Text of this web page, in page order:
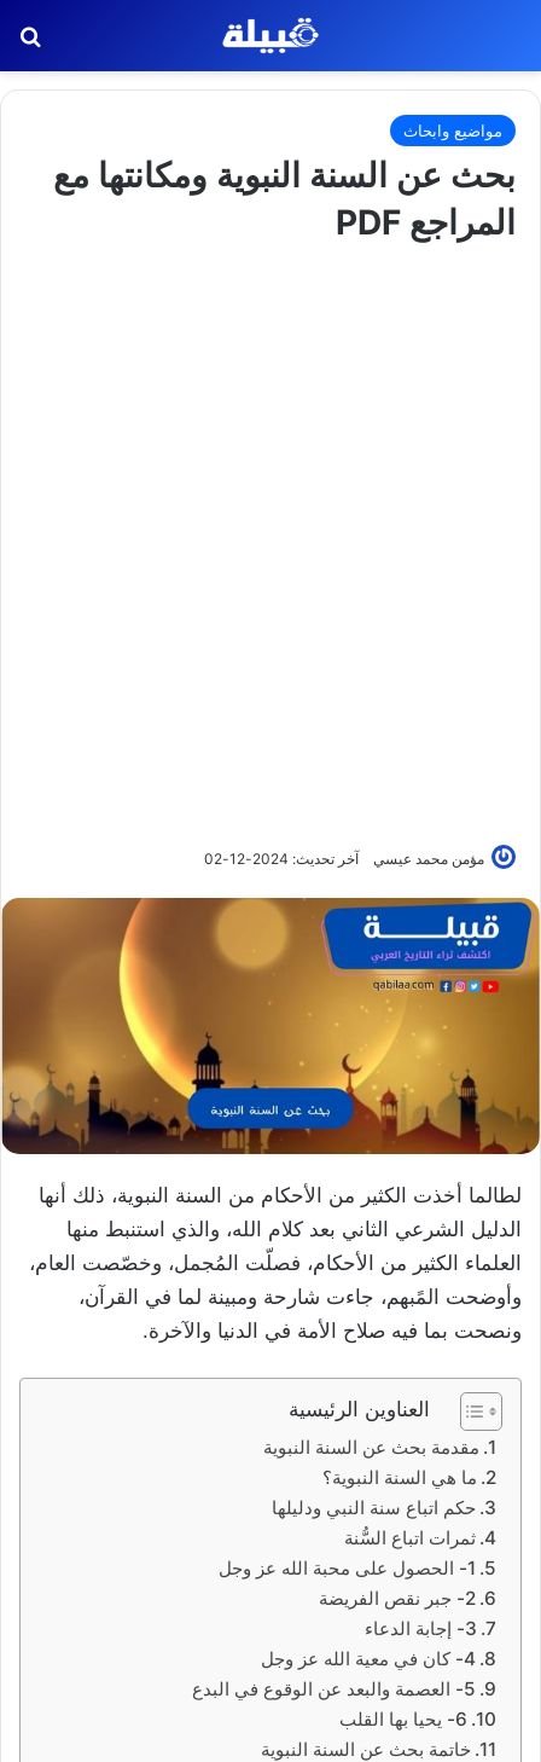
مواضيع وابحاث
بحث عن السنة النبوية ومكانتها مع
المراجع PDF
مؤمن محمد عيسي آخر تحديث: 2024-12-02
لطالما أخذت الكثير من الأحكام من السنة النبوية، ذلك أنها
الدليل الشرعي الثاني بعد كلام الله، والذي استنبط منها
العلماء الكثير من الأحكام، فصلّت المُجمل، وخصّصت العام،
وأوضحت المًبهم، جاءت شارحة ومبينة لما في القرآن،
ونصحت بما فيه صلاح الأمة في الدنيا والآخرة.
العناوين الرئيسية
مقدمة بحث عن السنة النبوية
ما هي السنة النبوية؟
حكم اتباع سنة النبي ودليلها
ثمرات اتباع السُّنة
1- الحصول على محبة الله عز وجل
2- جبر نقص الفريضة
3- إجابة الدعاء
4- كان في معية الله عز وجل
5- العصمة والبعد عن الوقوع في البدع
6- يحيا بها القلب
خاتمة بحث عن السنة النبوية